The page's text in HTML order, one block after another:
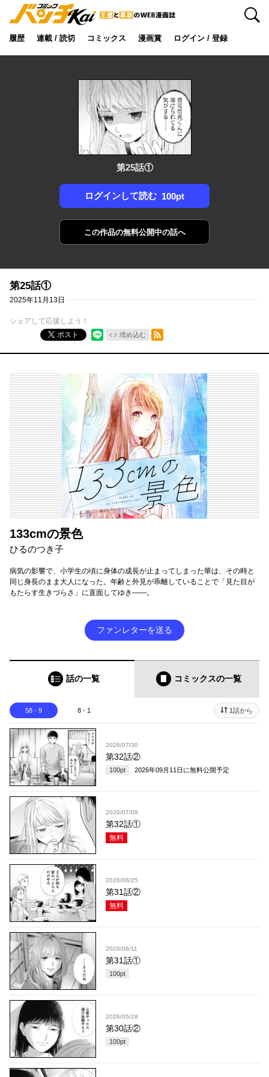
履歴 連載 / 読切 コミックス 漫画賞 ログイン / 登録
検索
第25話①
ログインして読む 100pt
この作品の無料公開中の話へ
第25話①
2025年11月13日
シェアして応援しよう！
ポスト
埋め込む
RSSフィード
133cmの景色
ひるのつき子
病気の影響で、小学生の頃に身体の成長が止まってしまった華は、その時と
同じ身長のまま大人になった。年齢と外見が乖離していることで「見た目が
もたらす生きづらさ」に直面してゆき――。
ファンレターを送る
話の一覧 コミックスの一覧
58 - 9 8 - 1 1話から
2026/07/30
第32話②
100pt 2026年09月11日 に無料公開予定
2026/07/09
第32話①
無料
2026/06/25
第31話②
無料
2026/06/11
第31話①
100pt
2026/05/28
第30話②
100pt